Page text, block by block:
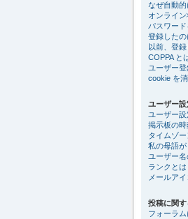
なぜ自動的
オンライ
パスワード
登録したの
以前、登
COPPA と
ユーザー登
cookie を
ユーザー設
ユーザー
掲示板の時
タイムゾ
私の母語が
ユーザー
ランクと
メールア
投稿に関す
フォーラ